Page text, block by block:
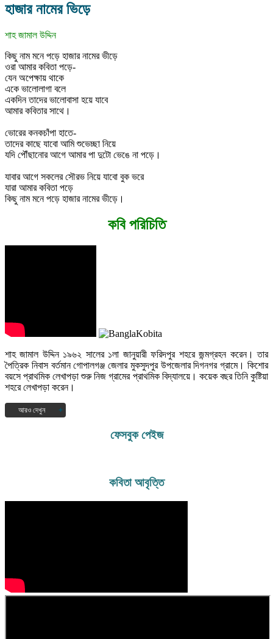
হাজার নামের ভিড়ে
শাহ জামাল উদ্দিন
কিছু নাম মনে পড়ে হাজার নামের ভীড়ে
ওরা আমার কবিতা পড়ে-
যেন অপেক্ষায় থাকে
একে ভালোলাগা বলে
একদিন তাদের ভালোবাসা হয়ে যাবে
আমার কবিতার সাথে।
ভোরের কনকচাঁপা হাতে-
তাদের কাছে যাবো আমি শুভেচ্ছা নিয়ে
যদি পৌঁছানোর আগে আমার পা দুটো ভেঙে না পড়ে।
যাবার আগে সকলের সৌরভ নিয়ে যাবো বুক ভরে
যারা আমার কবিতা পড়ে
কিছু নাম মনে পড়ে হাজার নামের ভীড়ে।
কবি পরিচিতি
শাহ জামাল উদ্দিন ১৯৬২ সালের ১লা জানুয়ারী ফরিদপুর শহরে জন্মগ্রহন করেন। তার
পৈত্রিক নিবাস বর্তমান গোপালগঞ্জ জেলার মুকসুদপুর উপজেলার দিগনগর গ্রামে। কিশোর
বয়সে প্রাথমিক লেখাপড়া শুরু নিজ গ্রামের প্রাথমিক বিদ্যালয়ে। কয়েক বছর তিনি কুষ্টিয়া
শহরে লেখাপড়া করেন।
আরও দেখুন
১৯৭৭ সালে দিগনগর বহুমুখী উচ্চ বিদ্যালয় হতে এস.এস.সি এবং ১৯৭৯ সালে সরকারি
রাজেন্দ্র কলেজ বিজ্ঞান বিভাগ হতে এইচএসসি পাশ করেন। ১৯৮৪ সালে ফরিদপুর
পর দুরারোগ্য ক্যান্সার ব্যাধিতে ( হজকিং লিম্ফোমা) আক্রান্ত হলে চিকিৎসারত অবস্থায়
চাকুরী ছেড়ে দেন। বর্তমানে আল্লাহর অপার মহিমায় সুস্থ হয়ে ব্যবসার সাথে জড়িত
ফেসবুক পেইজ
কবিতা আবৃত্তি